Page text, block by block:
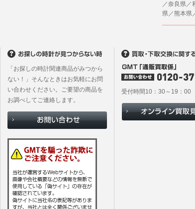
／奈良県／
県／熊本県
「お探しの時計関連商品がみつから
ない！」そんなときはお気軽にお問
い合わせください。ご要望の商品を
お調べしてご連絡します。
受付時間10：30～19：00